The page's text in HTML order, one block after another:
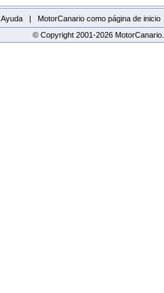
Ayuda | MotorCanario como página de inicio
© Copyright 2001-2026